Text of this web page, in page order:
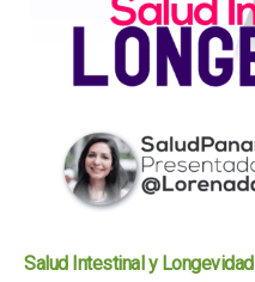
Salud Intestinal y Longevidad